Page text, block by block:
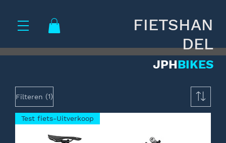
FIETSHAN
DEL
JPHBIKES
Filteren (1)
Test fiets-Uitverkoop